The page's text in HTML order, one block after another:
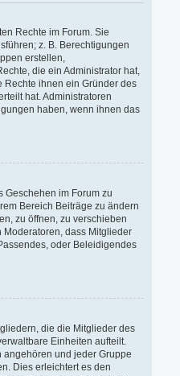
Rechte im Forum. Sie
z. B. Berechtigungen
erstellen,
die ein Administrator hat,
ihnen ein Gründer des
hat. Administratoren
haben, wenn ihnen das
Geschehen im Forum zu
Bereich Beiträge zu ändern
zu öffnen, zu verschieben
dass Mitglieder
oder Beleidigendes
die die Mitglieder des
Einheiten aufteilt.
und jeder Gruppe
Dies erleichtert es den